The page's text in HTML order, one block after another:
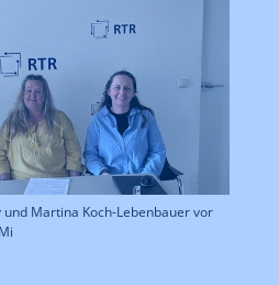
Martina Koch-Lebenbauer vor